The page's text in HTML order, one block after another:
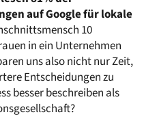
auf Google für lokale
10
in ein Unternehmen
uns also nicht nur Zeit,
Entscheidungen zu
besser beschreiben als